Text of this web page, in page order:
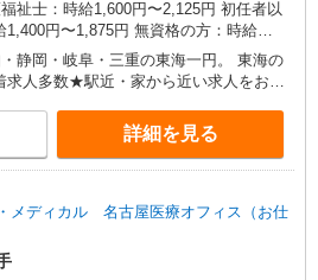
祉士：時給1,600円〜2,125円 初任者以
1,400円〜1,875円 無資格の方：時給
与幅は勤務先による +交通
当（勤務先による） +0円で介護資格が取
れる （別途規定） ★給与日払い制度あり！
静岡・岐阜・三重の東海一円。 東海の
求人多数★駅近・家から近い求人をお探
詳細を見る
メディカル 名古屋医療オフィス（お仕